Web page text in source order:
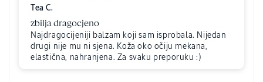
Tea C.
zbilja dragocjeno
Najdragocijeniji balzam koji sam isprobala. Nijedan
drugi nije mu ni sjena. Koža oko očiju mekana,
elastična, nahranjena. Za svaku preporuku :)